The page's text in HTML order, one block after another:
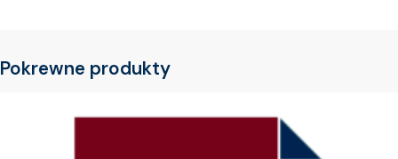
Pokrewne produkty